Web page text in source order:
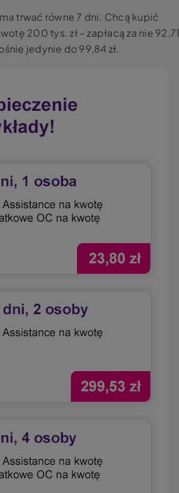
trwać równe 7 dni. Chcą kupić
200 tys. zł – zapłacą za nie
jedynie do 99,84 zł.